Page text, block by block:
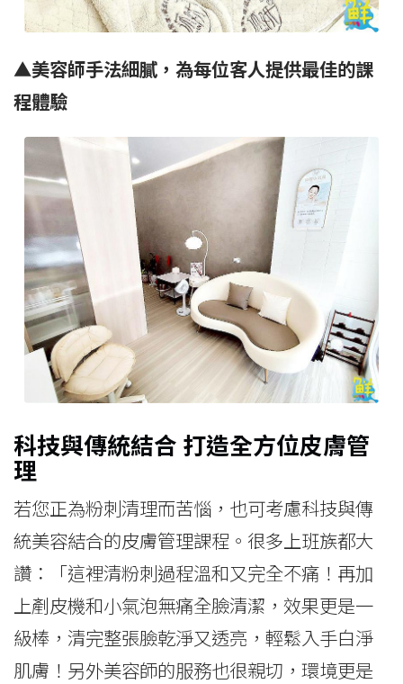
▲美容師手法細膩，為每位客人提供最佳的課
程體驗
科技與傳統結合 打造全方位皮膚管
理
若您正為粉刺清理而苦惱，也可考慮科技與傳
統美容結合的皮膚管理課程。很多上班族都大
讚：「這裡清粉刺過程溫和又完全不痛！再加
上剷皮機和小氣泡無痛全臉清潔，效果更是一
級棒，清完整張臉乾淨又透亮，輕鬆入手白淨
肌膚！另外美容師的服務也很親切，環境更是